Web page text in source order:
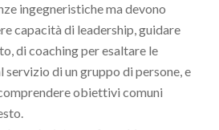
ingegneristiche ma devono
capacità di leadership, guidare
di coaching per esaltare le
servizio di un gruppo di persone, e
obiettivi comuni